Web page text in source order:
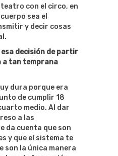
con el circo, en
sea el
y decir cosas
decisión de partir
a tan temprana
dura porque era
de cumplir 18
medio. Al dar
a las
da cuenta que son
y que el sistema te
son la única manera